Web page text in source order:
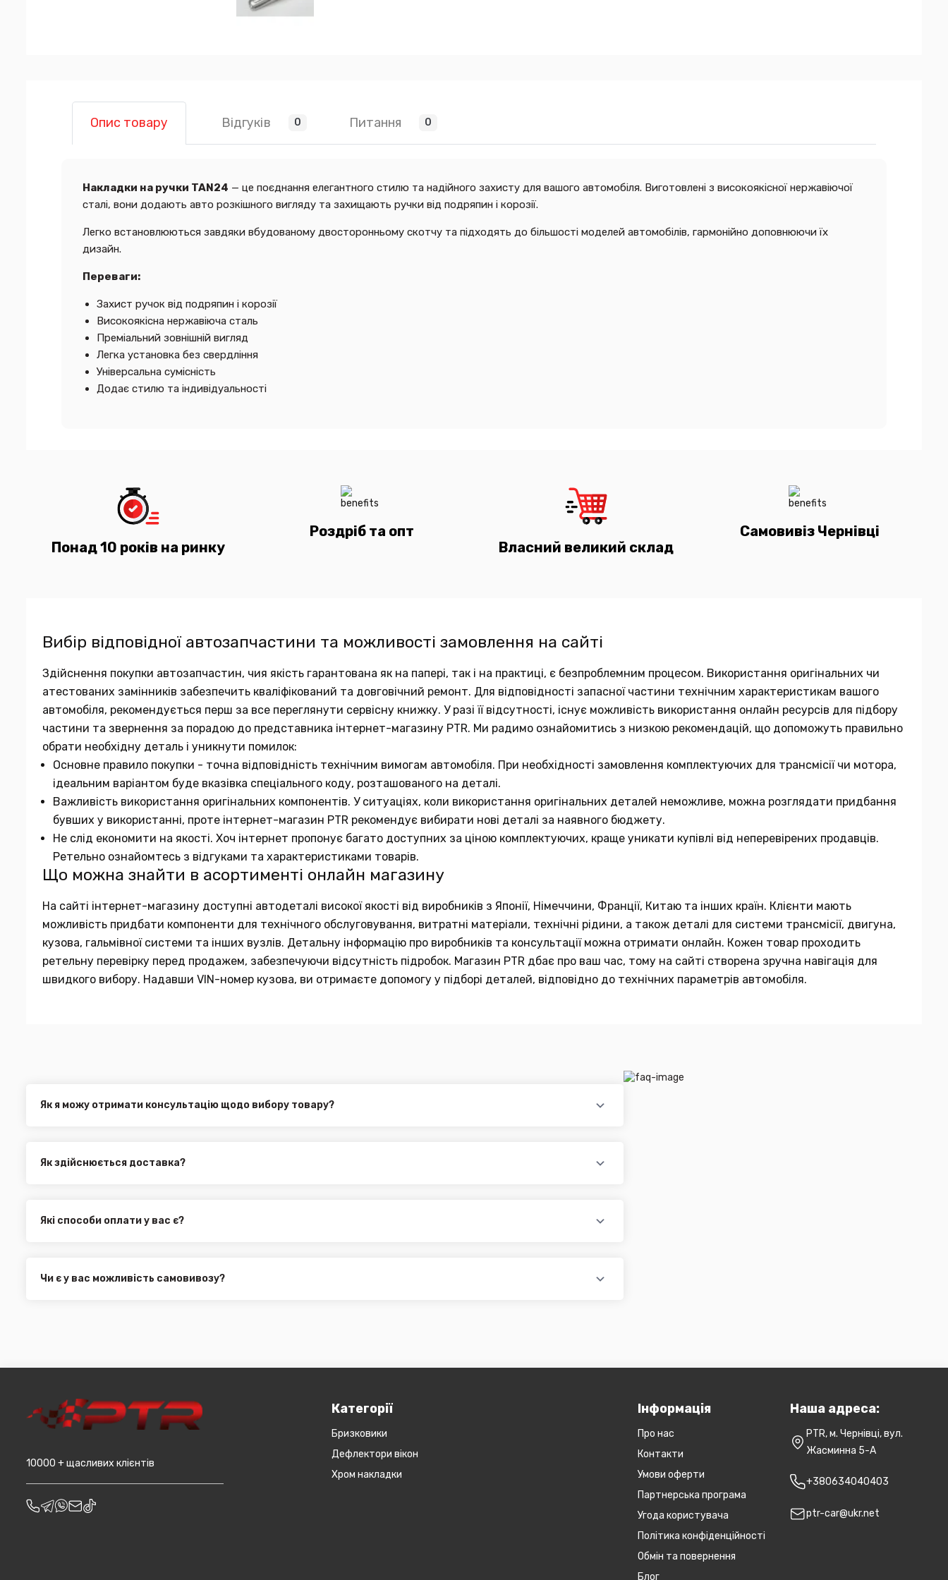
Опис товару Відгуків 0 Питання 0
Накладки на ручки TAN24 — це поєднання елегантного стилю та надійного захисту для вашого автомобіля. Виготовлені з високоякісної нержавіючої
сталі, вони додають авто розкішного вигляду та захищають ручки від подряпин і корозії.
Легко встановлюються завдяки вбудованому двосторонньому скотчу та підходять до більшості моделей автомобілів, гармонійно доповнюючи їх
дизайн.
Переваги:
Захист ручок від подряпин і корозії
Високоякісна нержавіюча сталь
Преміальний зовнішній вигляд
Легка установка без свердління
Універсальна сумісність
Додає стилю та індивідуальності
Понад 10 років на ринку
Роздріб та опт
Власний великий склад
Самовивіз Чернівці
Вибір відповідної автозапчастини та можливості замовлення на сайті
Здійснення покупки автозапчастин, чия якість гарантована як на папері, так і на практиці, є безпроблемним процесом. Використання оригінальних чи
атестованих замінників забезпечить кваліфікований та довговічний ремонт. Для відповідності запасної частини технічним характеристикам вашого
автомобіля, рекомендується перш за все переглянути сервісну книжку. У разі її відсутності, існує можливість використання онлайн ресурсів для підбору
частини та звернення за порадою до представника інтернет-магазину PTR. Ми радимо ознайомитись з низкою рекомендацій, що допоможуть правильно
обрати необхідну деталь і уникнути помилок:
Основне правило покупки - точна відповідність технічним вимогам автомобіля. При необхідності замовлення комплектуючих для трансмісії чи мотора,
ідеальним варіантом буде вказівка спеціального коду, розташованого на деталі.
Важливість використання оригінальних компонентів. У ситуаціях, коли використання оригінальних деталей неможливе, можна розглядати придбання
бувших у використанні, проте інтернет-магазин PTR рекомендує вибирати нові деталі за наявного бюджету.
Не слід економити на якості. Хоч інтернет пропонує багато доступних за ціною комплектуючих, краще уникати купівлі від неперевірених продавців.
Ретельно ознайомтесь з відгуками та характеристиками товарів.
Що можна знайти в асортименті онлайн магазину
На сайті інтернет-магазину доступні автодеталі високої якості від виробників з Японії, Німеччини, Франції, Китаю та інших країн. Клієнти мають
можливість придбати компоненти для технічного обслуговування, витратні матеріали, технічні рідини, а також деталі для системи трансмісії, двигуна,
кузова, гальмівної системи та інших вузлів. Детальну інформацію про виробників та консультації можна отримати онлайн. Кожен товар проходить
ретельну перевірку перед продажем, забезпечуючи відсутність підробок. Магазин PTR дбає про ваш час, тому на сайті створена зручна навігація для
швидкого вибору. Надавши VIN-номер кузова, ви отримаєте допомогу у підборі деталей, відповідно до технічних параметрів автомобіля.
Як я можу отримати консультацію щодо вибору товару?
Як здійснюється доставка?
Нова Пошта (термін доставки 1 - 3 дні)
Укр. Пошта (термін доставки 1 - 3 дні за повною передоплатою) для великогабаритного товару
машин, наприклад бампера і спідниці і т.д.).
Які способи оплати у вас є?
Чи є у вас можливість самовивозу?
10000 + щасливих клієнтів
Категорії
Бризковики
Дефлектори вікон
Хром накладки
Інформація
Про нас
Контакти
Умови оферти
Партнерська програма
Угода користувача
Політика конфіденційності
Обмін та повернення
Блог
Наша адреса:
PTR, м. Чернівці, вул.
Жасминна 5-А
+380634040403
ptr-car@ukr.net